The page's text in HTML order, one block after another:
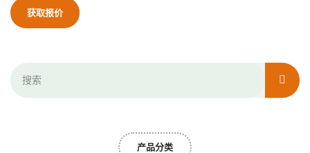
获取报价
产品分类